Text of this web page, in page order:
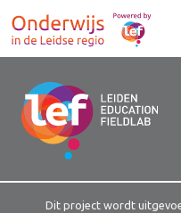
Dit project wordt